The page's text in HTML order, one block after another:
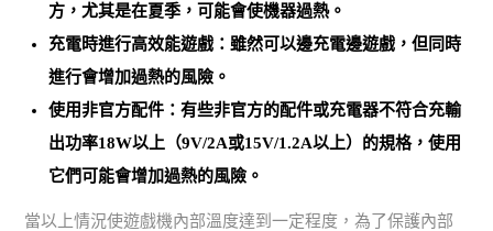
方 ，尤其是在夏季，可能會使機器過熱。
充電時進行高效能遊戲：雖然可以邊充電邊遊戲，但同時
進行會增加過熱的風險。
使用非官方配件：有些非官方的配件或充電器不符合充輸
出功率18W以上（9V/2A或15V/1.2A以上）的規格，使用
它們可能會增加過熱的風險。
當以上情況使遊戲機內部溫度達到一定程度，為了保護內部